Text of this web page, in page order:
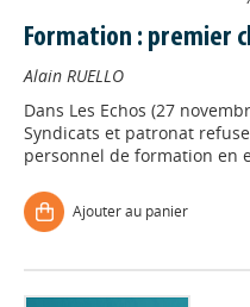
Formation : premier
Alain RUELLO
Dans Les Echos (27
Syndicats et patronat
personnel de formation en
Ajouter au panier